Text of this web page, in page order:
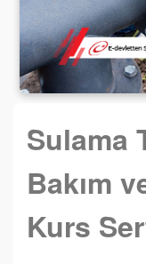
Sulama
Bakım
Kurs